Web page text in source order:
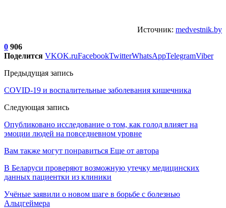
Источник: medvestnik.by
0 906
Поделится VKOK.ruFacebookTwitterWhatsAppTelegramViber
Предыдущая запись
COVID-19 и воспалительные заболевания кишечника
Следующая запись
Опубликовано исследование о том, как голод влияет на
эмоции людей на повседневном уровне
Вам также могут понравиться Еще от автора
В Беларуси проверяют возможную утечку медицинских
данных пациентки из клиники
Учёные заявили о новом шаге в борьбе с болезнью
Альцгеймера